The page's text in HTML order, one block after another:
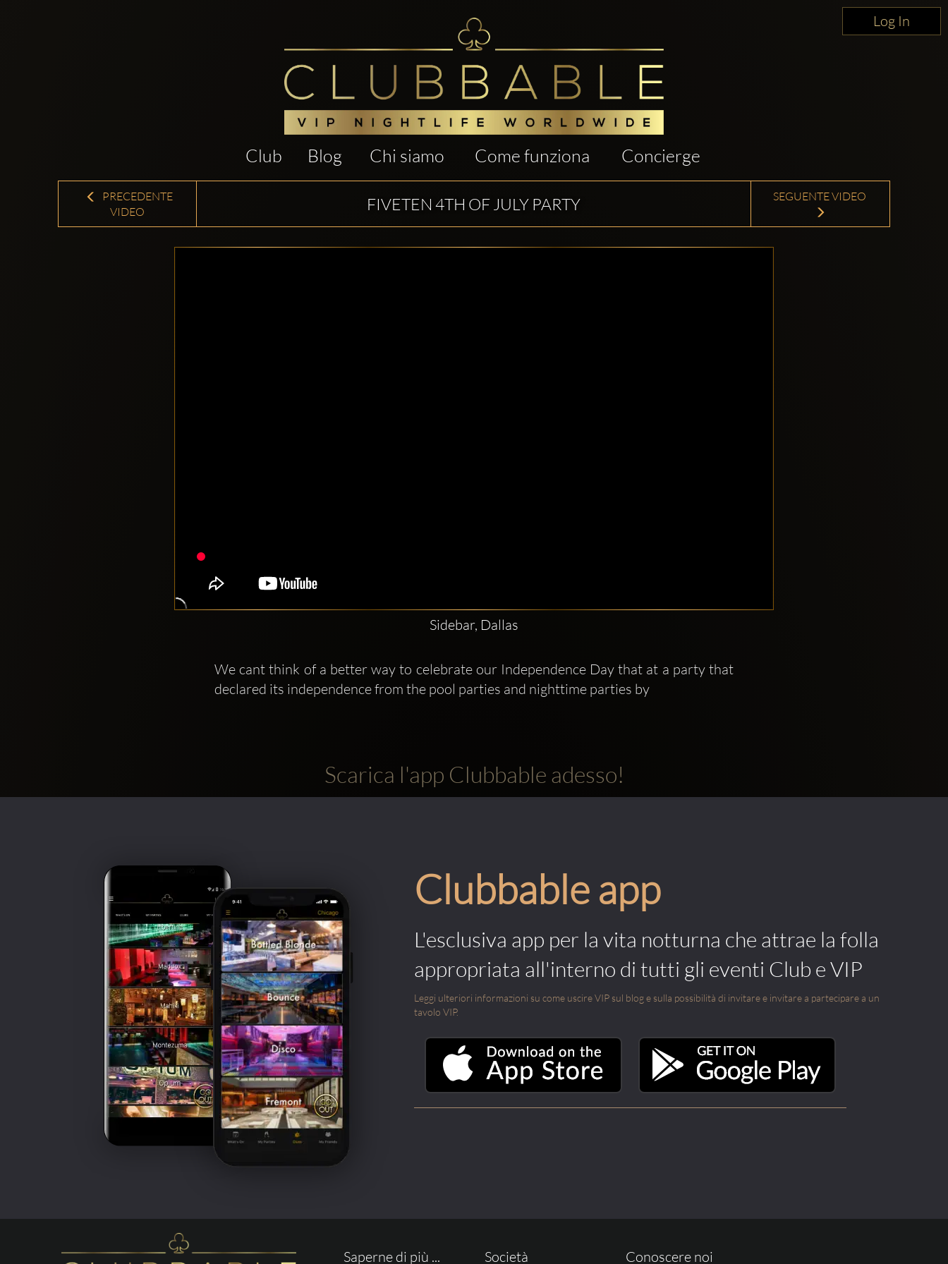
Log In
Club Blog Chi siamo Come funziona Concierge
PRECEDENTE
VIDEO
FIVETEN 4TH OF JULY PARTY SEGUENTE VIDEO
Sidebar, Dallas
We cant think of a better way to celebrate our Independence Day that at a party that
declared its independence from the pool parties and nighttime parties by
Scarica l'app Clubbable adesso!
Clubbable app
L'esclusiva app per la vita notturna che attrae la folla
appropriata all'interno di tutti gli eventi Club e VIP
Leggi ulteriori informazioni su come uscire VIP sul blog e sulla possibilità di invitare e invitare a partecipare a un
tavolo VIP.
Saperne di più ... Società Conoscere noi